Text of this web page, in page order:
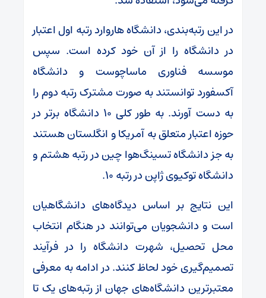
در این رتبه‌بندی، دانشگاه هاروارد رتبه اول اعتبار
در دانشگاه را از آن خود کرده است. سپس
موسسه فناوری ماساچوست و دانشگاه
آکسفورد توانستند به صورت مشترک رتبه دوم را
به دست آورند. به طور کلی ۱۰ دانشگاه برتر در
حوزه اعتبار متعلق به آمریکا و انگلستان هستند
به جز دانشگاه تسینگ‌هوا چین در رتبه هشتم و
دانشگاه توکیوی ژاپن در رتبه ۱۰.
این نتایج بر اساس دیدگاه‌های دانشگاهیان
است و دانشجویان می‌توانند در هنگام انتخاب
محل تحصیل، شهرت دانشگاه را در فرآیند
تصمیم‌گیری خود لحاظ کنند. در ادامه به معرفی
معتبرترین دانشگاه‌های جهان از رتبه‌های یک تا